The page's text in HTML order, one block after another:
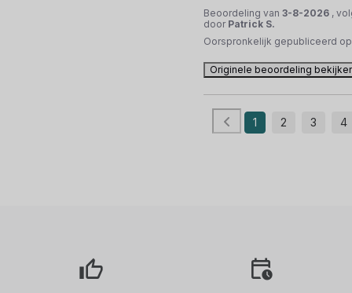
Beoordeling van 3-8-2026 ,
door Patrick S.
Oorspronkelijk gepubliceerd
Originele beoordeling
1 2 3 4